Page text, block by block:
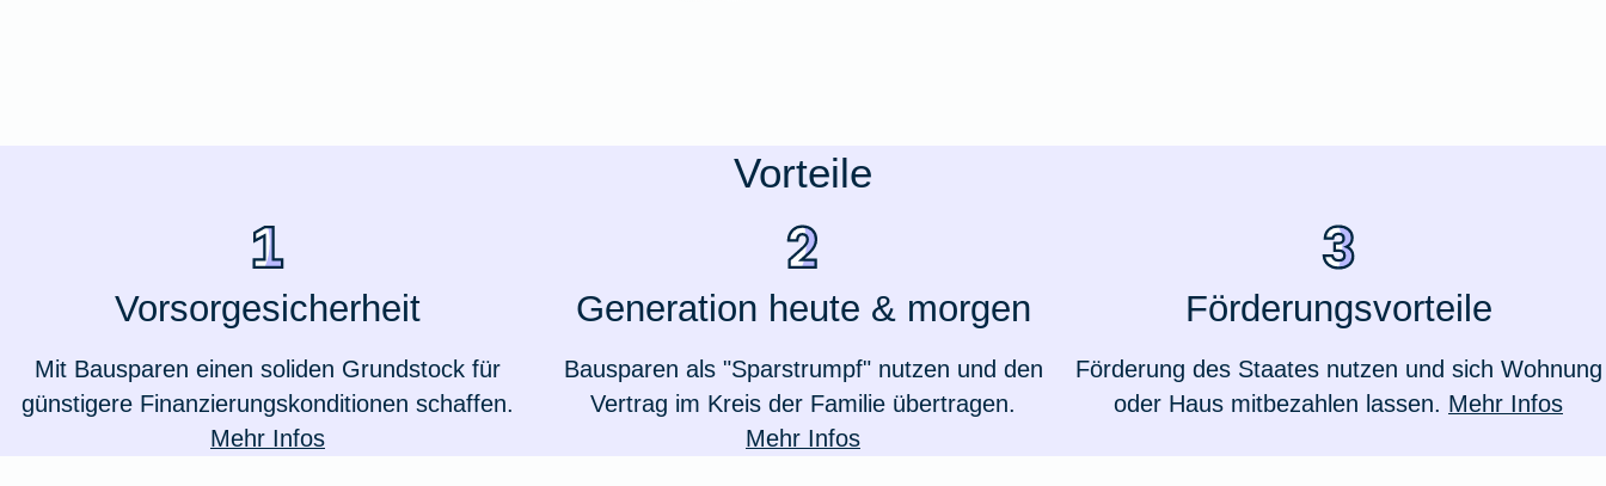
Zur Produktübersicht
Weil du wichtig bist
Vorteile
Vorsorgesicherheit
Mit Bausparen einen soliden Grundstock für
günstigere Finanzierungskonditionen schaffen.
Mehr Infos
Generation heute & morgen
Bausparen als "Sparstrumpf" nutzen und den
Vertrag im Kreis der Familie übertragen.
Mehr Infos
Förderungsvorteile
Förderung des Staates nutzen und sich Wohnung
oder Haus mitbezahlen lassen. Mehr Infos